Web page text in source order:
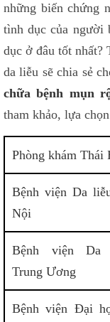
những biến chứng
tình dục của người
dục ở đâu tốt nhất?
da liễu sẽ chia sẻ
chữa bệnh mụn
tham khảo, lựa
Phòng khám Thái
Bệnh viện Da
Nội
Bệnh viện Da
Trung Ương
Bệnh viện Đại